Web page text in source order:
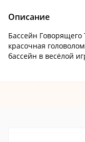
Описание
Бассейн
красочная
бассейн в весёлой